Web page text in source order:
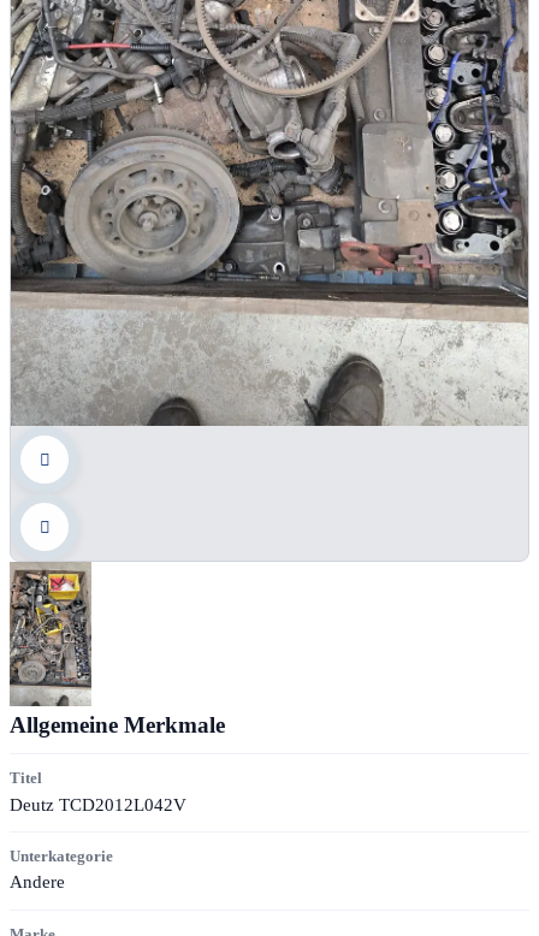
Allgemeine Merkmale
Titel
Deutz TCD2012L042V
Unterkategorie
Andere